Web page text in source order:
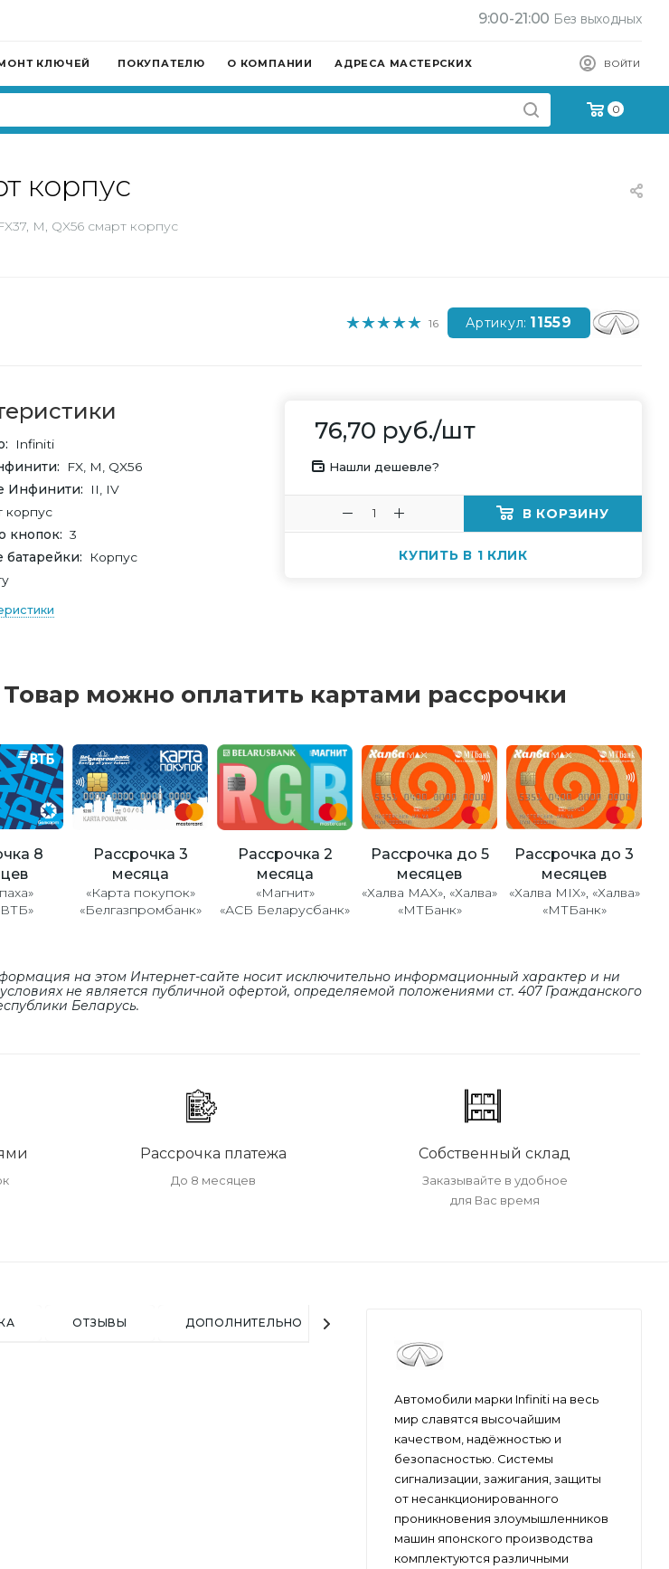
9:00-21:00 Без выходных
ВОЙТИ
КЛЮЧЕЙ ПОКУПАТЕЛЮ О КОМПАНИИ АДРЕСА МАСТЕРСКИХ
0
корпус
M, QX56 смарт корпус
16 Артикул: 11559
Infiniti
FX, M, QX56
Инфинити
II, IV
корпус
кнопок
3
батарейки
Корпус
76,70 руб./шт
Нашли дешевле?
В КОРЗИНУ
КУПИТЬ В 1 КЛИК
Товар можно оплатить картами рассрочки
8
Рассрочка 3
месяца
«Карта покупок»
«Белгазпромбанк»
Рассрочка 2
месяца
«Магнит»
«АСБ Беларусбанк»
Рассрочка до 5
месяцев
«Халва MAX», «Халва»
«МТБанк»
Рассрочка до 3
месяцев
«Халва MIX», «Халва»
«МТБанк»
на этом Интернет-сайте носит исключительно информационный характер и ни
не является публичной офертой, определяемой положениями cт. 407 Гражданского
Беларусь.
Рассрочка платежа
До 8 месяцев
Собственный склад
Заказывайте в удобное
для Вас время
ОТЗЫВЫ ДОПОЛНИТЕЛЬНО
Автомобили марки Infiniti на весь
мир славятся высочайшим
качеством, надёжностью и
безопасностью. Системы
сигнализации, зажигания, защиты
от несанкционированного
проникновения злоумышленников
машин японского производства
комплектуются различными